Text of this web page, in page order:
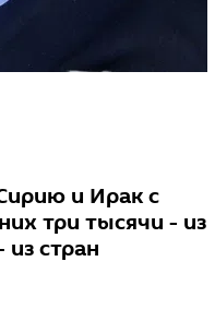
и Ирак с
три тысячи - из
стран